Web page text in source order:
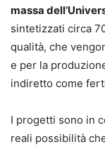
massa
sintetizzati circa
qualità, che
e per la
indiretto come
I progetti sono in
reali possibilità